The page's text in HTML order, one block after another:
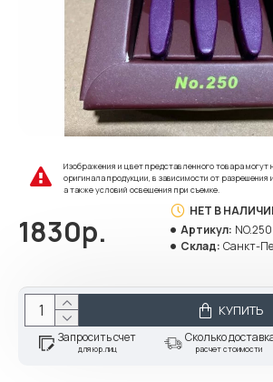
Изображения и цвет представленного товара могут
оригинала продукции, в зависимости от разрешения
а также условий освещения при съемке.
1830р.
НЕТ В
Артикул: NO.250
Склад: Санкт-
КУПИТЬ
Запросить счет
для юр.лиц
Сколько
расчет стоимости